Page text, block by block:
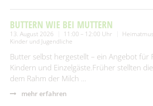
BUTTERN WIE BEI MUTTERN
13. August 2026 11:00 – 12:00 Uhr
Kinder und Jugendliche
Butter selbst hergestellt – ein Angebot für
Kindern und Einzelgäste.Früher stellten
dem Rahm der Milch …
mehr erfahren